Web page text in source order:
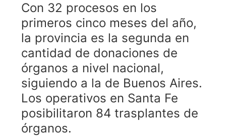
Con 32 procesos en los
primeros cinco meses del año,
la provincia es la segunda en
cantidad de donaciones de
órganos a nivel nacional,
siguiendo a la de Buenos Aires.
Los operativos en Santa Fe
posibilitaron 84 trasplantes de
órganos.